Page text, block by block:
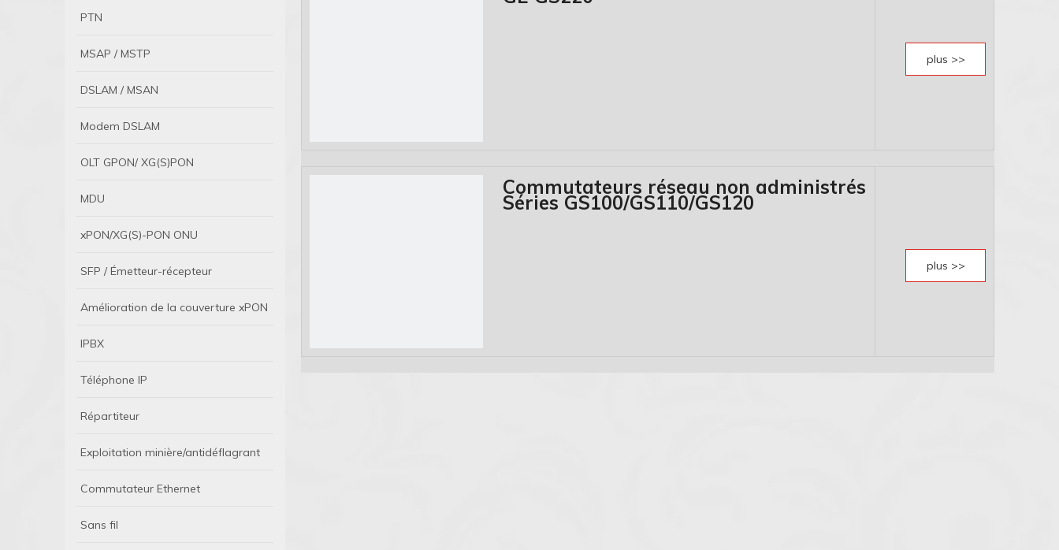
PTN
MSAP / MSTP
DSLAM / MSAN
Modem DSLAM
OLT GPON/ XG(S)PON
MDU
xPON/XG(S)-PON ONU
SFP / Émetteur-récepteur
Amélioration de la couverture xPON
IPBX
Téléphone IP
Répartiteur
Exploitation minière/antidéflagrant
Commutateur Ethernet
Sans fil
plus >>
Commutateurs réseau non administrés
Séries GS100/GS110/GS120
plus >>